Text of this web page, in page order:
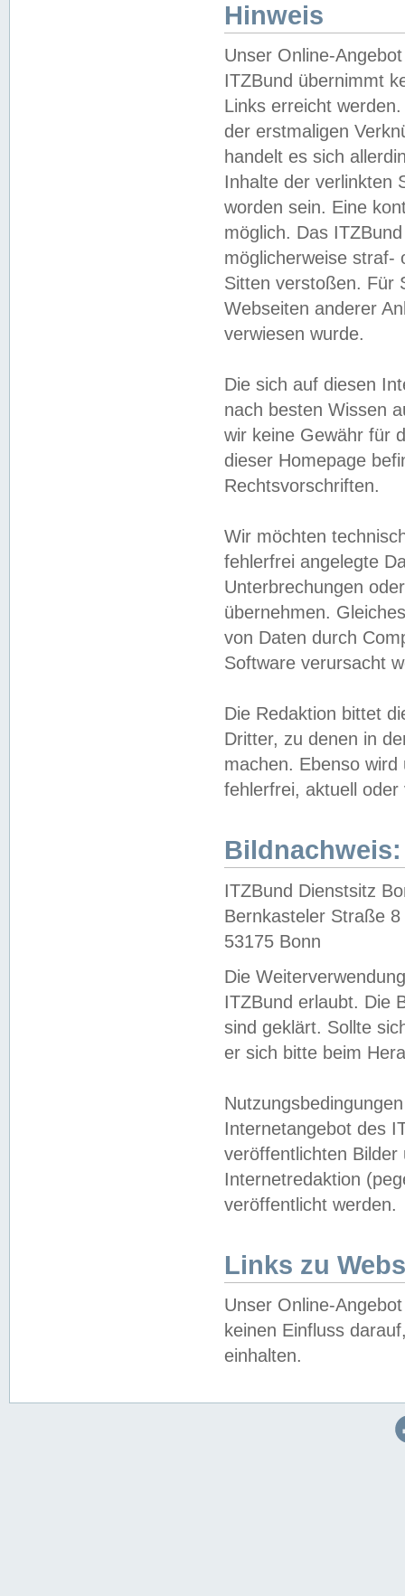
Hinweis
Unser Online-
ITZBund übernimmt
Links erreicht
der erstmaligen
handelt es sich
Inhalte der verlinkten
worden sein. Eine
möglich. Das
möglicherweise straf-
Sitten verstoßen. Für
Webseiten anderer
verwiesen wurde.
Die sich auf diesen
nach besten Wissen
wir keine Gewähr für
dieser Homepage
Rechtsvorschriften.
Wir möchten
fehlerfrei angelegte
Unterbrechungen
übernehmen.
von Daten durch
Software verursacht
Die Redaktion bittet
Dritter, zu denen in
machen. Ebenso
fehlerfrei, aktuell oder
Bildnachweis:
ITZBund Dienstsitz
Bernkasteler Straße 8
53175 Bonn
Die
ITZBund erlaubt. Die
sind geklärt. Sollte
er sich bitte beim
Internetangebot des
veröffentlichten
Internetredaktion
veröffentlicht werden.
Links zu
Unser Online-
keinen Einfluss
einhalten.